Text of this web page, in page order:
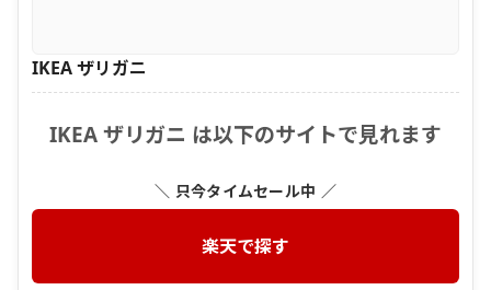
IKEA ザリガニ
IKEA ザリガニ は以下のサイトで見れます
＼ 只今タイムセール中 ／
楽天で探す